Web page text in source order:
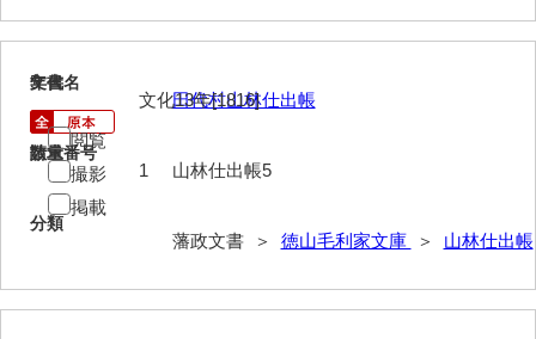
下御用所日記
山下札大縛
山方万書取
5
文書名
田代村山林仕出帳
請求番号
山林仕出帳5
分類
藩政文書 ＞ 徳山毛利家文庫 ＞ 山林仕出帳
年代
文化13年[1816]
数量
1
閲覧
撮影
掲載